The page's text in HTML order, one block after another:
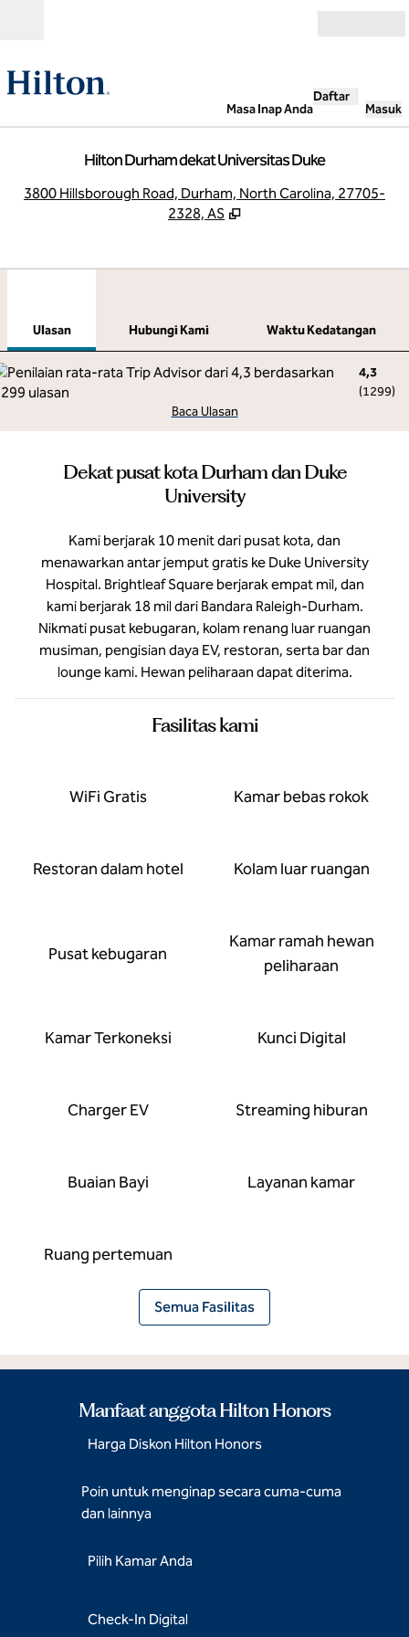
Masa Inap Anda
Daftar
Masuk
Hilton Durham dekat Universitas Duke
3800 Hillsborough Road, Durham, North Carolina, 27705-
2328, AS
Ulasan Hubungi Kami
Waktu Kedatangan
4,3
(1299)
Baca Ulasan
Dekat pusat kota Durham dan Duke
University
Kami berjarak 10 menit dari pusat kota, dan
menawarkan antar jemput gratis ke Duke University
Hospital. Brightleaf Square berjarak empat mil, dan
kami berjarak 18 mil dari Bandara Raleigh-Durham.
Nikmati pusat kebugaran, kolam renang luar ruangan
musiman, pengisian daya EV, restoran, serta bar dan
lounge kami. Hewan peliharaan dapat diterima.
Fasilitas kami
WiFi Gratis Kamar bebas rokok
Restoran dalam hotel Kolam luar ruangan
Pusat kebugaran
Kamar ramah hewan
peliharaan
Kamar Terkoneksi Kunci Digital
Charger EV Streaming hiburan
Buaian Bayi Layanan kamar
Ruang pertemuan
Semua Fasilitas
Manfaat anggota Hilton Honors
Harga Diskon Hilton Honors
Poin untuk menginap secara cuma-cuma
dan lainnya
Pilih Kamar Anda
Check-In Digital